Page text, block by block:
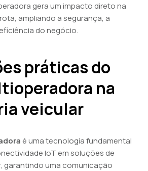
gera um impacto direto na
ampliando a segurança, a
do negócio.
práticas do
na
veicular
é uma tecnologia fundamental
IoT em soluções de
garantindo uma comunicação